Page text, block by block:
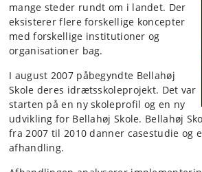
mange steder rundt om i landet. Der
eksisterer flere forskellige koncepter
med forskellige institutioner og
organisationer bag.
I august 2007 påbegyndte Bellahøj
Skole deres idrætsskoleprojekt. Det var
starten på en ny skoleprofil og en ny
udvikling for Bellahøj Skole. Bellahøj
fra 2007 til 2010 danner case­studie og
afhandling.